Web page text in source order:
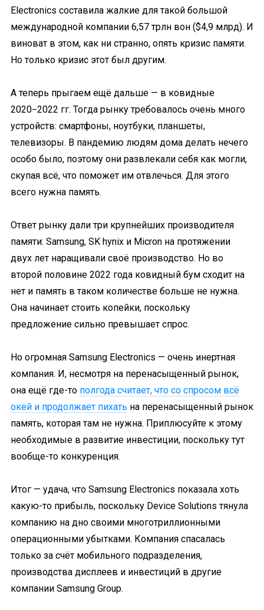
Electronics составила жалкие для такой большой
международной компании 6,57 трлн вон ($4,9 млрд). И
виноват в этом, как ни странно, опять кризис памяти.
Но только кризис этот был другим.
А теперь прыгаем ещё дальше — в ковидные
2020−2022 гг. Тогда рынку требовалось очень много
устройств: смартфоны, ноутбуки, планшеты,
телевизоры. В пандемию людям дома делать нечего
особо было, поэтому они развлекали себя как могли,
скупая всё, что поможет им отвлечься. Для этого
всего нужна память.
Ответ рынку дали три крупнейших производителя
памяти: Samsung, SK hynix и Micron на протяжении
двух лет наращивали своё производство. Но во
второй половине 2022 года ковидный бум сходит на
нет и память в таком количестве больше не нужна.
Она начинает стоить копейки, поскольку
предложение сильно превышает спрос.
Но огромная Samsung Electronics — очень инертная
компания. И, несмотря на перенасыщенный рынок,
она ещё где-то полгода считает, что со спросом всё
окей и продолжает пихать на перенасыщенный рынок
память, которая там не нужна. Приплюсуйте к этому
необходимые в развитие инвестиции, поскольку тут
вообще-то конкуренция.
Итог — удача, что Samsung Electronics показала хоть
какую-то прибыль, поскольку Device Solutions тянула
компанию на дно своими многотриллионными
операционными убытками. Компания спасалась
только за счёт мобильного подразделения,
производства дисплеев и инвестиций в другие
компании Samsung Group.